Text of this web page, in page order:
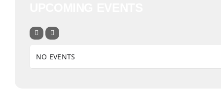
NO EVENTS